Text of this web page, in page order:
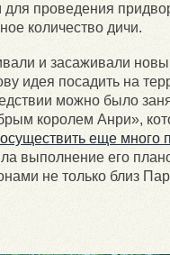
проведения
количество дичи.
и засаживали
идея посадить на
можно было
королем Анри»,
осуществить еще много
выполнение его
не только близ